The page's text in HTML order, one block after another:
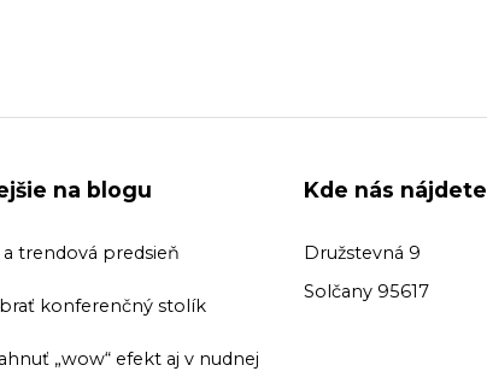
na blogu
trendová predsieň
konferenčný stolík
„wow“ efekt aj v nudnej
Kde nás nájdete
Družstevná 9
Solčany 95617